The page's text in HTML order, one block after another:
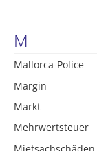
M
Mallorca-Police
Margin
Markt
Mehrwertsteuer